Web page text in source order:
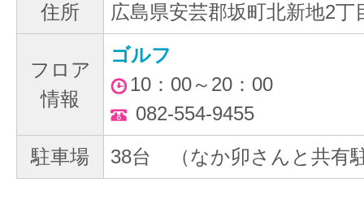
住所 広島県安芸郡坂町北新地2丁
フロア
情報
ゴルフ
10：00～20：00
082-554-9455
駐車場
38台 （なか卯さんと共有